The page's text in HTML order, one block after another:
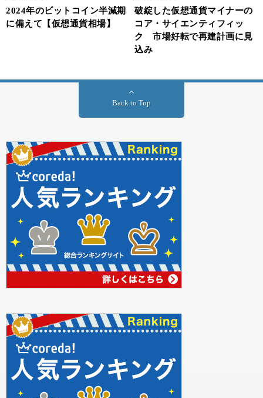
2024年のビットコイン半減期
に備えて【仮想通貨相場】
破綻した仮想通貨マイナーの
コア・サイエンティフィッ
ク 市場好転で再建計画に見
込み
Back to Top